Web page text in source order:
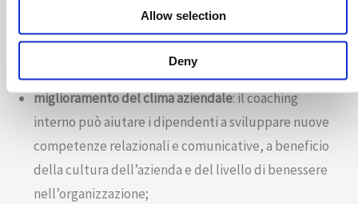
Allow selection
Deny
Si pensi ai vantaggi in termini di:
miglioramento del clima aziendale: il coaching
interno può aiutare i dipendenti a sviluppare nuove
competenze relazionali e comunicative, a beneficio
della cultura dell’azienda e del livello di benessere
nell’organizzazione;